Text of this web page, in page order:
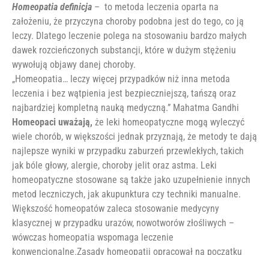
Homeopatia definicja – to metoda leczenia oparta na
założeniu, że przyczyna choroby podobna jest do tego, co ją
leczy. Dlatego leczenie polega na stosowaniu bardzo małych
dawek rozcieńczonych substancji, które w dużym stężeniu
wywołują objawy danej choroby.
„Homeopatia… leczy więcej przypadków niż inna metoda
leczenia i bez wątpienia jest bezpieczniejszą, tańszą oraz
najbardziej kompletną nauką medyczną.” Mahatma Gandhi
Homeopaci uważają, że leki homeopatyczne mogą wyleczyć
wiele chorób, w większości jednak przyznają, że metody te dają
najlepsze wyniki w przypadku zaburzeń przewlekłych, takich
jak bóle głowy, alergie, choroby jelit oraz astma. Leki
homeopatyczne stosowane są także jako uzupełnienie innych
metod leczniczych, jak akupunktura czy techniki manualne.
Większość homeopatów zaleca stosowanie medycyny
klasycznej w przypadku urazów, nowotworów złośliwych –
wówczas homeopatia wspomaga leczenie
konwencjonalne.Zasady homeopatii opracował na początku